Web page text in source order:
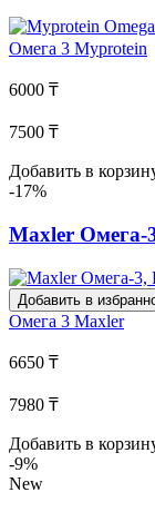
Омега 3 Myprotein
6000 ₸
7500 ₸
Добавить в
-17%
Maxler Омега-
Добавить в
Омега 3 Maxler
6650 ₸
7980 ₸
Добавить в
-9%
New